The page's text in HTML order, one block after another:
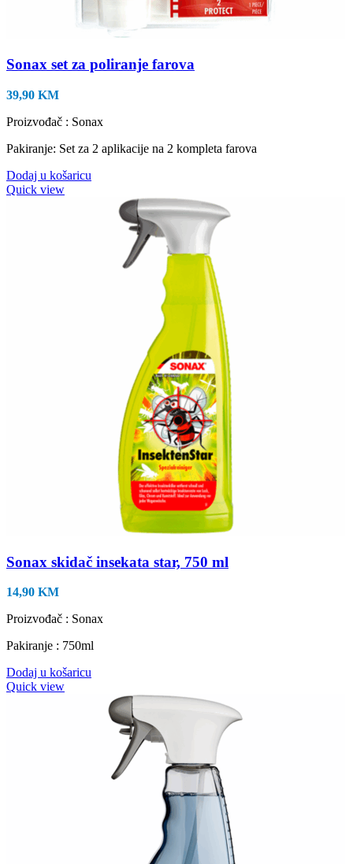
Sonax set za poliranje farova
39,90 KM
Proizvođač : Sonax
Pakiranje: Set za 2 aplikacije na 2 kompleta farova
Dodaj u košaricu
Quick view
Sonax skidač insekata star, 750 ml
14,90 KM
Proizvođač : Sonax
Pakiranje : 750ml
Dodaj u košaricu
Quick view